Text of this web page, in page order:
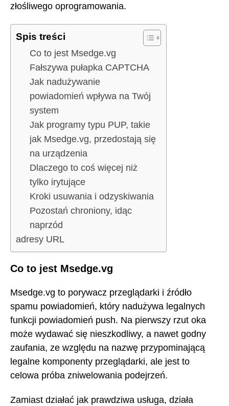
złośliwego oprogramowania.
Spis treści
Co to jest Msedge.vg
Fałszywa pułapka CAPTCHA
Jak nadużywanie
powiadomień wpływa na Twój
system
Jak programy typu PUP, takie
jak Msedge.vg, przedostają się
na urządzenia
Dlaczego to coś więcej niż
tylko irytujące
Kroki usuwania i odzyskiwania
Pozostań chroniony, idąc
naprzód
adresy URL
Co to jest Msedge.vg
Msedge.vg to porywacz przeglądarki i źródło
spamu powiadomień, który nadużywa legalnych
funkcji powiadomień push. Na pierwszy rzut oka
może wydawać się nieszkodliwy, a nawet godny
zaufania, ze względu na nazwę przypominającą
legalne komponenty przeglądarki, ale jest to
celowa próba zniwelowania podejrzeń.
Zamiast działać jak prawdziwa usługa, działa